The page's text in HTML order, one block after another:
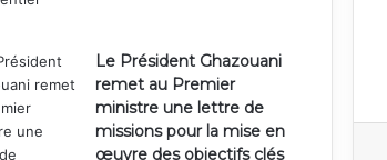
Le Président Ghazouani
remet au Premier
ministre une lettre de
missions pour la mise en
œuvre des objectifs clés